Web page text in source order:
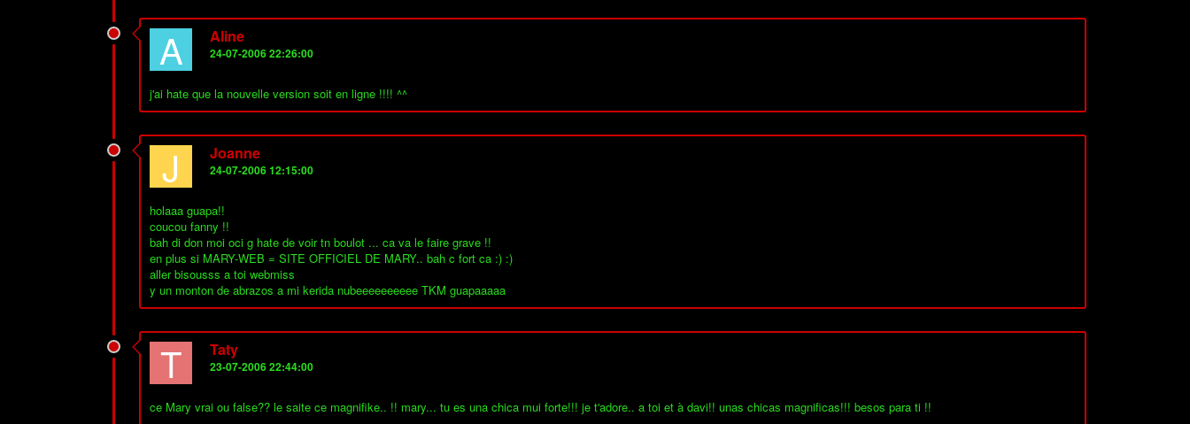
A Aline
24-07-2006 22:26:00
j'ai hate que la nouvelle version soit en ligne !!!! ^^
J Joanne
24-07-2006 12:15:00
holaaa guapa!!
coucou fanny !!
bah di don moi oci g hate de voir tn boulot ... ca va le faire grave !!
en plus si MARY-WEB = SITE OFFICIEL DE MARY.. bah c fort ca :) :)
aller bisousss a toi webmiss
y un monton de abrazos a mi kerida nubeeeeeeeeee TKM guapaaaaa
T Taty
23-07-2006 22:44:00
ce Mary vrai ou false?? le saite ce magnifike.. !! mary... tu es una chica mui forte!!! je t'adore.. a toi et à davi!! unas chicas magnificas!!! besos para ti !!